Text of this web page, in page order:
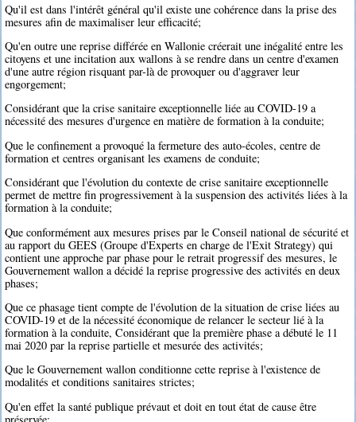
Qu'il est dans l'intérêt général qu'il existe une cohérence dans la prise des
mesures afin de maximaliser leur efficacité;
Qu'en outre une reprise différée en Wallonie créerait une inégalité entre les
citoyens et une incitation aux wallons à se rendre dans un centre d'examen
d'une autre région risquant par-là de provoquer ou d'aggraver leur
engorgement;
Considérant que la crise sanitaire exceptionnelle liée au COVID-19 a
nécessité des mesures d'urgence en matière de formation à la conduite;
Que le confinement a provoqué la fermeture des auto-écoles, centre de
formation et centres organisant les examens de conduite;
Considérant que l'évolution du contexte de crise sanitaire exceptionnelle
permet de mettre fin progressivement à la suspension des activités liées à la
formation à la conduite;
Que conformément aux mesures prises par le Conseil national de sécurité et
au rapport du GEES (Groupe d'Experts en charge de l'Exit Strategy) qui
contient une approche par phase pour le retrait progressif des mesures, le
Gouvernement wallon a décidé la reprise progressive des activités en deux
phases;
Que ce phasage tient compte de l'évolution de la situation de crise liées au
COVID-19 et de la nécessité économique de relancer le secteur lié à la
formation à la conduite, Considérant que la première phase a débuté le 11
mai 2020 par la reprise partielle et mesurée des activités;
Que le Gouvernement wallon conditionne cette reprise à l'existence de
modalités et conditions sanitaires strictes;
Qu'en effet la santé publique prévaut et doit en tout état de cause être